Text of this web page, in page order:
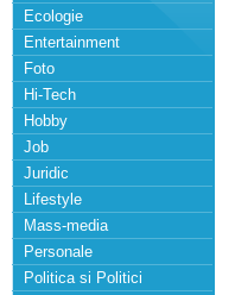
Ecologie
Entertainment
Foto
Hi-Tech
Hobby
Job
Juridic
Lifestyle
Mass-media
Personale
Politica si Politici